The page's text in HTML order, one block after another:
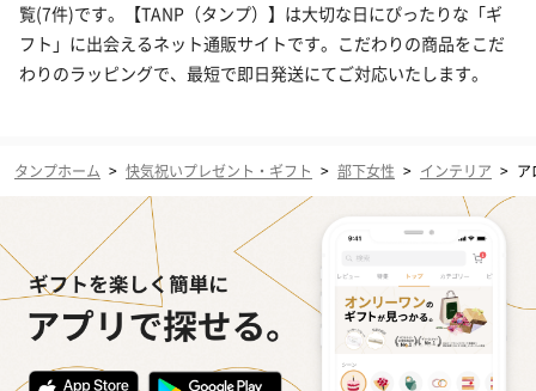
覧(7件)です。【TANP（タンプ）】は大切な日にぴったりな「ギ
フト」に出会えるネット通販サイトです。こだわりの商品をこだ
わりのラッピングで、最短で即日発送にてご対応いたします。
タンプホーム > 快気祝いプレゼント・ギフト > 部下女性 > インテリア > ア